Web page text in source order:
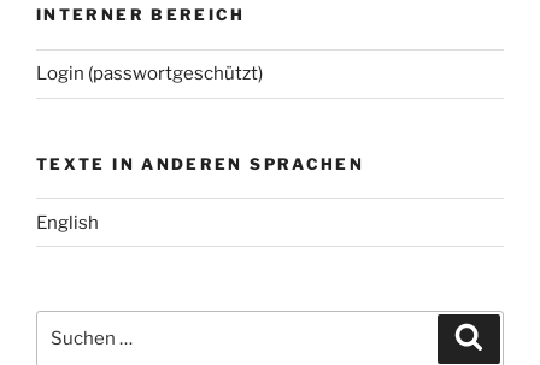
INTERNER BEREICH
Login (passwortgeschützt)
TEXTE IN ANDEREN SPRACHEN
English
nach: